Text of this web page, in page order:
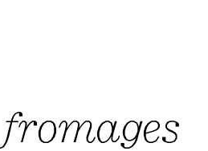
fromages